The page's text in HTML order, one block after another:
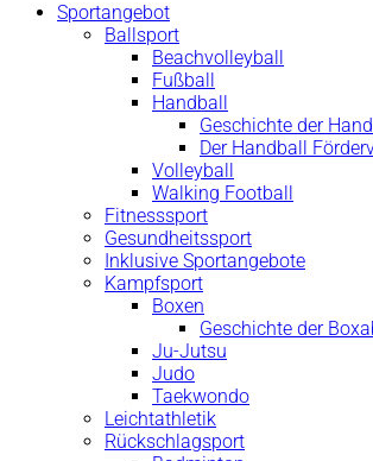
Sportangebot
Ballsport
Beachvolleyball
Fußball
Handball
Geschichte der
Der Handball
Volleyball
Walking Football
Fitnesssport
Gesundheitssport
Inklusive Sportangebote
Kampfsport
Boxen
Geschichte der
Ju-Jutsu
Judo
Taekwondo
Leichtathletik
Rückschlagsport